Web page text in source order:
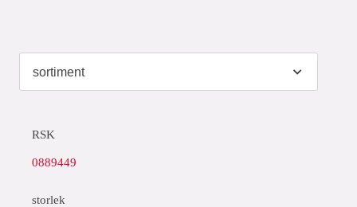
RSK
0889449
storlek